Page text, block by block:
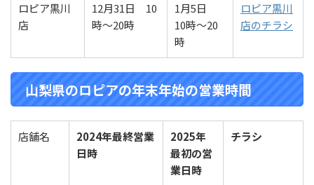
ロピア黒川
店
12月31日 10
時～20時
1月5日
10時～20
時
ロピア黒川
店のチラシ
山梨県のロピアの年末年始の営業時間
店舗名
2024年最終営業
日時
2025年
最初の営
業日時
チラシ